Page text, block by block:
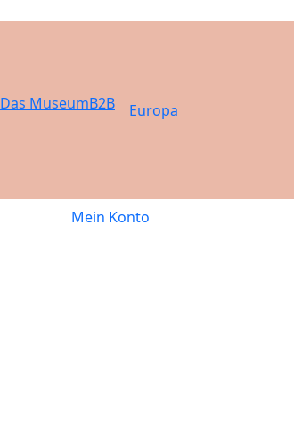
Das MuseumB2B Europa
Mein Konto